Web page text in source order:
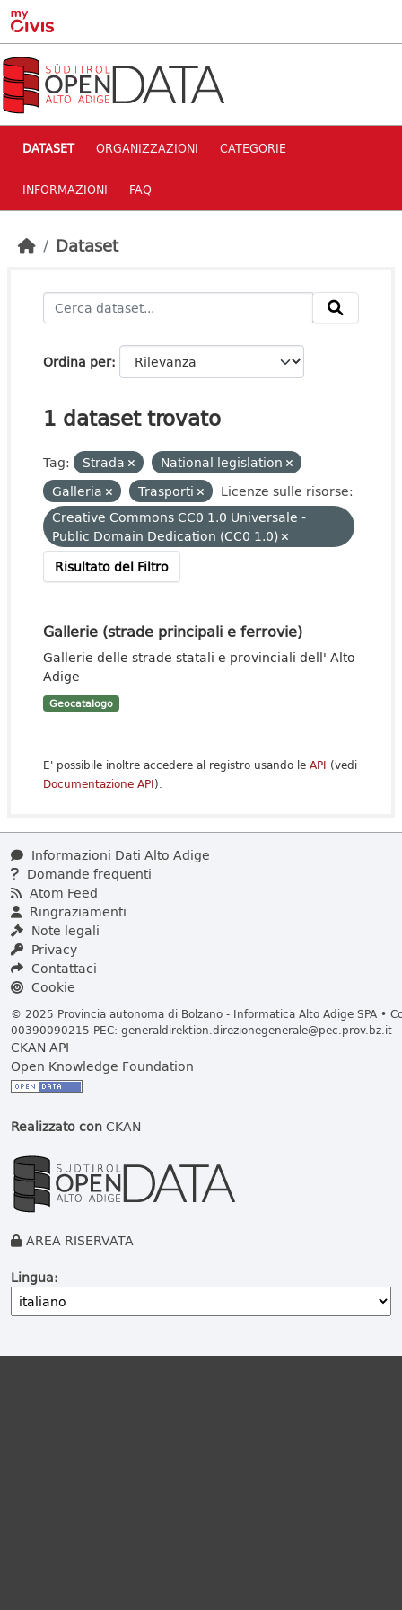
Skip to main content
DATASET ORGANIZZAZIONI CATEGORIE
INFORMAZIONI FAQ
Dataset
Ordina per
1 dataset trovato
Tag: Strada
National legislation
Galleria
Trasporti
Licenze sulle risorse:
Creative Commons CC0 1.0 Universale -
Public Domain Dedication (CC0 1.0)
Risultato del Filtro
Gallerie (strade principali e ferrovie)
Gallerie delle strade statali e provinciali dell' Alto
Adige
Geocatalogo
E' possibile inoltre accedere al registro usando le API (vedi
Documentazione API).
Informazioni Dati Alto Adige
Domande frequenti
Atom Feed
Ringraziamenti
Note legali
Privacy
Contattaci
Cookie
© 2025 Provincia autonoma di Bolzano - Informatica Alto Adige SPA •
00390090215 PEC: generaldirektion.direzionegenerale@pec.prov.bz.it
CKAN API
Open Knowledge Foundation
Realizzato conCKAN
AREA RISERVATA
Lingua